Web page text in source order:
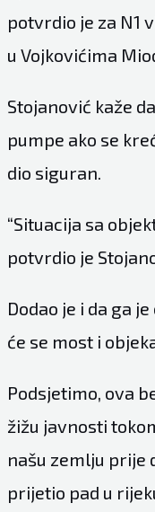
potvrdio je za N1
u Vojkovićima
Stojanović kaže
pumpe ako se
dio siguran.
“Situacija sa
potvrdio je
Dodao je i da ga
će se most i
Podsjetimo, ova
žižu javnosti
našu zemlju prije
prijetio pad u